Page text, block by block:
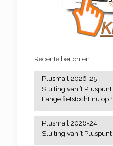
Zangkoor Cantiamo
Wandelen
Yoga
Recente berichten
Plusmail 2026-25
Sluiting van ’t Pluspunt
Lange fietstocht nu op
Plusmail 2026-24
Sluiting van ’t Pluspunt